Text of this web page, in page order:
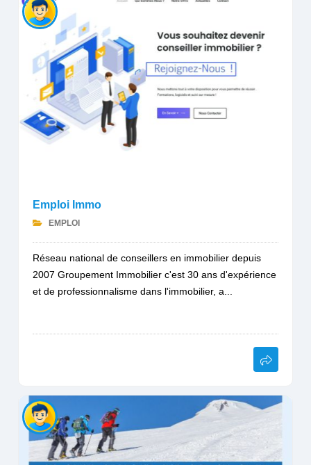
Emploi Immo
EMPLOI
Réseau national de conseillers en immobilier depuis
2007 Groupement Immobilier c'est 30 ans d'expérience
et de professionnalisme dans l'immobilier, a...